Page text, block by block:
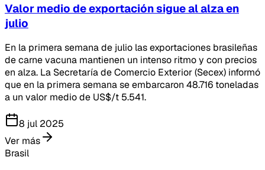
Valor medio de exportación sigue al alza en
julio
En la primera semana de julio las exportaciones brasileñas
de carne vacuna mantienen un intenso ritmo y con precios
en alza. La Secretaría de Comercio Exterior (Secex) informó
que en la primera semana se embarcaron 48.716 toneladas
a un valor medio de US$/t 5.541.
8 jul 2025
Ver más
Brasil